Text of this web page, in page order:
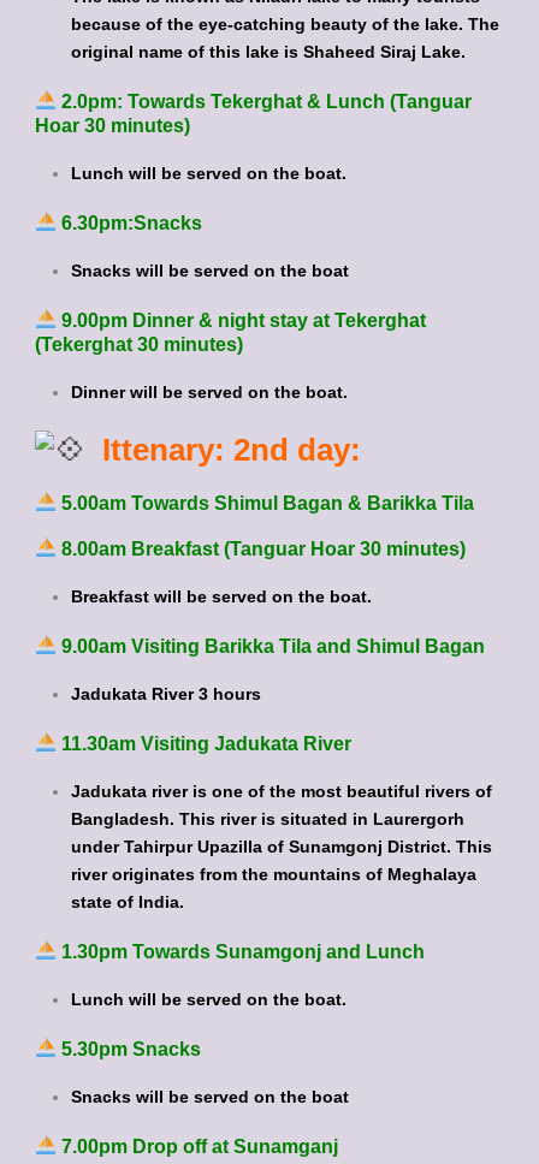
because of the eye-catching beauty of the lake. The
original name of this lake is Shaheed Siraj Lake.
2.0pm: Towards Tekerghat & Lunch (Tanguar
Hoar 30 minutes)
Lunch will be served on the boat.
6.30pm:Snacks
Snacks will be served on the boat
9.00pm Dinner & night stay at Tekerghat
(Tekerghat 30 minutes)
Dinner will be served on the boat.
Ittenary: 2nd day:
5.00am Towards Shimul Bagan & Barikka Tila
8.00am Breakfast (Tanguar Hoar 30 minutes)
Breakfast will be served on the boat.
9.00am Visiting Barikka Tila and Shimul Bagan
Jadukata River 3 hours
11.30am Visiting Jadukata River
Jadukata river is one of the most beautiful rivers of
Bangladesh. This river is situated in Laurergorh
under Tahirpur Upazilla of Sunamgonj District. This
river originates from the mountains of Meghalaya
state of India.
1.30pm Towards Sunamgonj and Lunch
Lunch will be served on the boat.
5.30pm Snacks
Snacks will be served on the boat
7.00pm Drop off at Sunamganj